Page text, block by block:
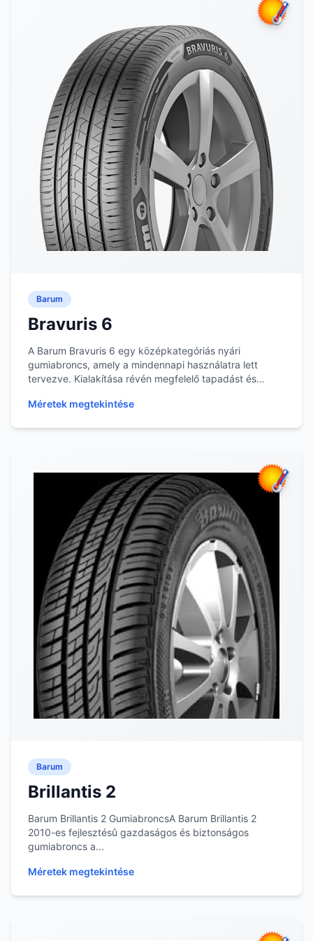
Barum
Bravuris 6
A Barum Bravuris 6 egy középkategóriás nyári
gumiabroncs, amely a mindennapi használatra lett
tervezve. Kialakítása révén megfelelő tapadást és
Méretek megtekintése
Barum
Brillantis 2
Barum Brillantis 2 GumiabroncsA Barum Brillantis 2
2010-es fejlesztésû gazdaságos és biztonságos
gumiabroncs a...
Méretek megtekintése